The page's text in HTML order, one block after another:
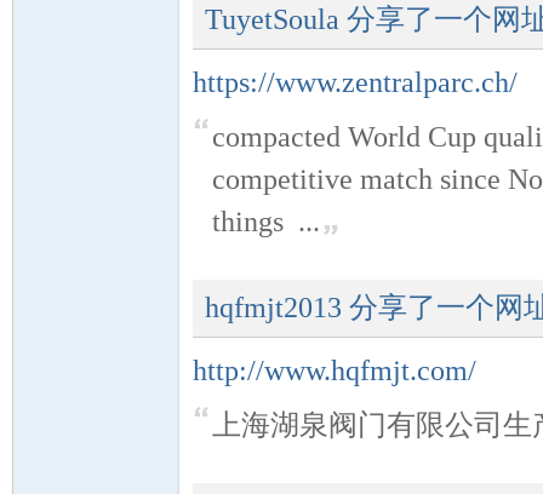
TuyetSoula 分享了一个网
https://www.zentralparc.ch/
compacted World Cup
competitive match since
things ...
hqfmjt2013 分享了一个网
http://www.hqfmjt.com/
上海湖泉阀门有限公司